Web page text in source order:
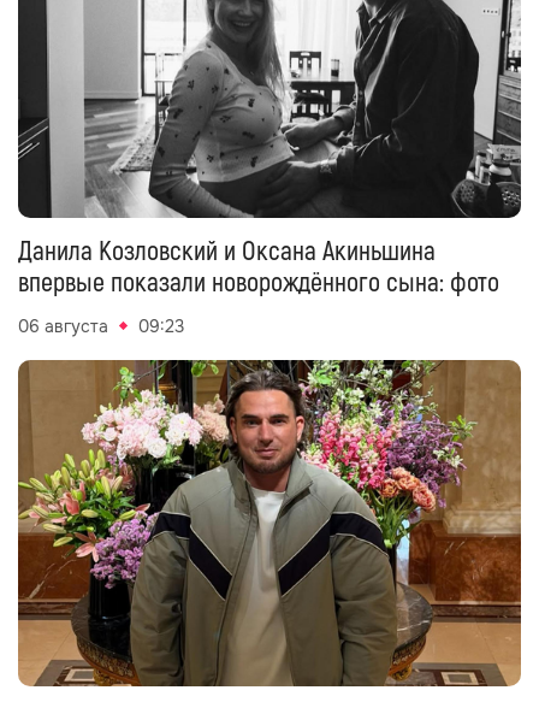
Данила Козловский и Оксана Акиньшина
впервые показали новорождённого сына: фото
06 августа 09:23